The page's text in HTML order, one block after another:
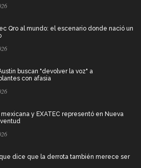
Qro al mundo: el escenario donde nació un
buscan "devolver la voz" a
con afasia
mexicana y EXATEC representó en Nueva
dice que la derrota también merece ser